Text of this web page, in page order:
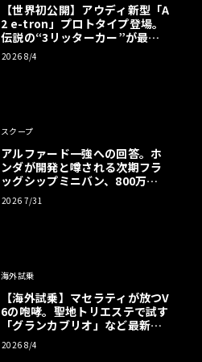
【世界初公開】アウディ新型「A
2 e-tron」プロトタイプ登場。
伝説の“3リッターカー”が最高
効率エントリーBEVとして復活
【画像38枚】
2026 8/4
スクープ
アルファード一強への回答。ホ
ンダが開発と噂される次期フラ
ッグシップミニバン、800万円
超の勝算【予想CG】
2026 7/31
海外試乗
【海外試乗】マセラティが放つV
6の咆哮。聖地トリエステで試す
「グランカブリオ」など最新ト
ロフェオ3台の官能評価《LE VO
LANT LAB》
2026 8/4